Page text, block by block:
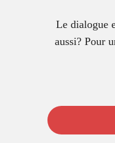
Le dialogue
aussi? Pour